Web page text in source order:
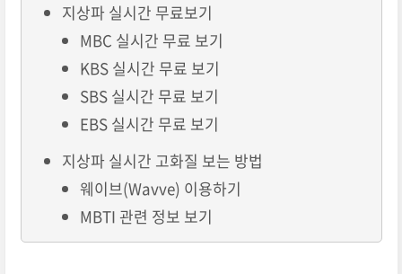
지상파 실시간 무료보기
MBC 실시간 무료 보기
KBS 실시간 무료 보기
SBS 실시간 무료 보기
EBS 실시간 무료 보기
지상파 실시간 고화질 보는 방법
웨이브(Wavve) 이용하기
MBTI 관련 정보 보기